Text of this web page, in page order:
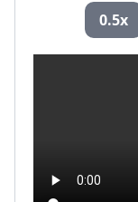
0.5x